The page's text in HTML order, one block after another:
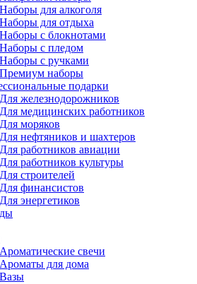
Наборы для алкоголя
Наборы для отдыха
Наборы с блокнотами
Наборы с пледом
Наборы с ручками
Премиум наборы
подарки
Для железнодорожников
Для медицинских работников
Для моряков
Для нефтяников и шахтеров
Для работников авиации
Для работников культуры
Для строителей
Для финансистов
Для энергетиков
Ароматические свечи
Ароматы для дома
Вазы